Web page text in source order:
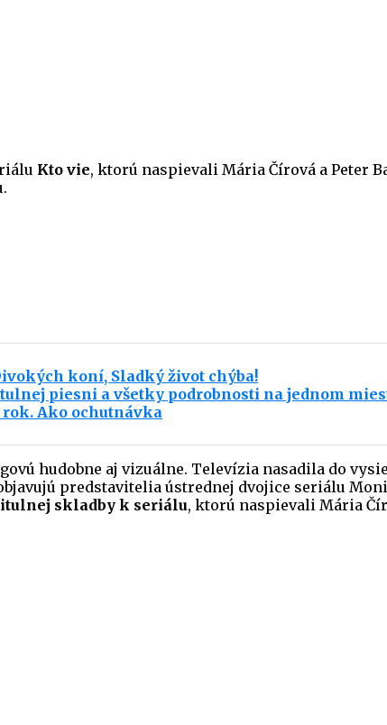
Kto vie, ktorú naspievali Mária Čírová a Peter
koní, Sladký život chýba!
piesni a všetky podrobnosti na jednom
Ako ochutnávka
hudobne aj vizuálne. Televízia nasadila do
predstavitelia ústrednej dvojice seriálu
skladby k seriálu, ktorú naspievali Mária